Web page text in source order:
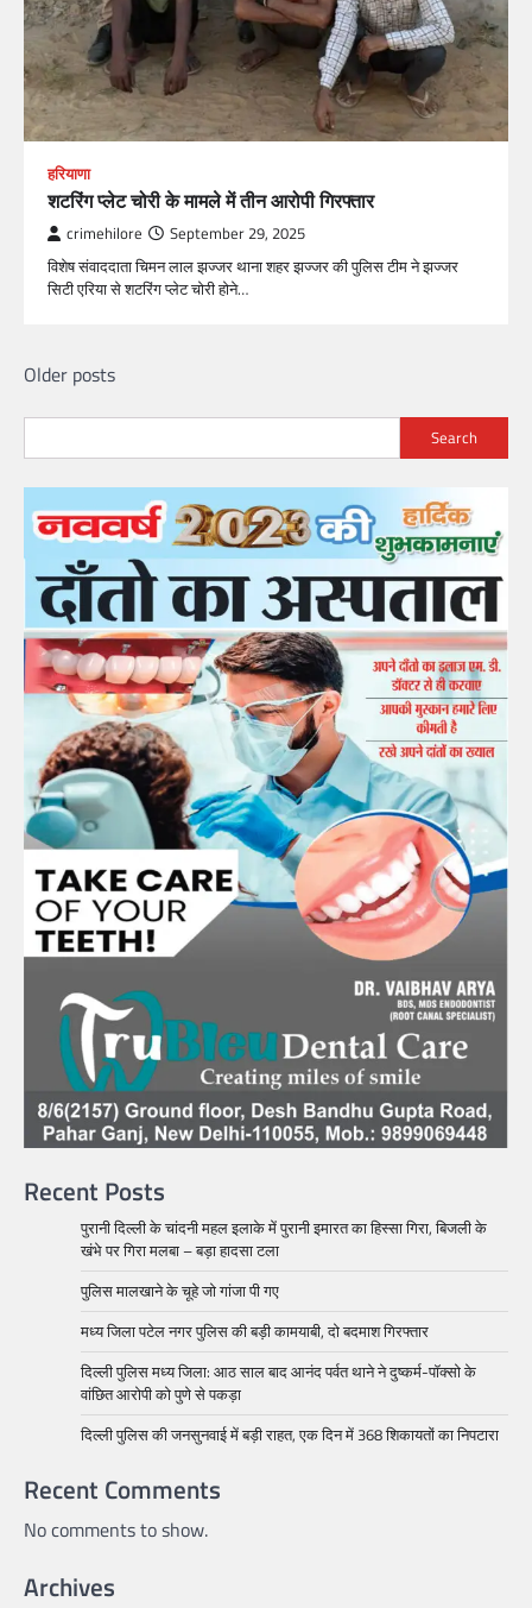
हरियाणा
शटरिंग प्लेट चोरी के मामले में तीन आरोपी गिरफ्तार
crimehilore September 29, 2025
विशेष संवाददाता चिमन लाल झज्जर थाना शहर झज्जर की पुलिस टीम ने झज्जर
सिटी एरिया से शटरिंग प्लेट चोरी होने…
Posts
navigation
Older posts
Search
Recent Posts
पुरानी दिल्ली के चांदनी महल इलाके में पुरानी इमारत का हिस्सा गिरा, बिजली के
खंभे पर गिरा मलबा – बड़ा हादसा टला
पुलिस मालखाने के चूहे जो गांजा पी गए
मध्य जिला पटेल नगर पुलिस की बड़ी कामयाबी, दो बदमाश गिरफ्तार
दिल्ली पुलिस मध्य जिला: आठ साल बाद आनंद पर्वत थाने ने दुष्कर्म-पॉक्सो के
वांछित आरोपी को पुणे से पकड़ा
दिल्ली पुलिस की जनसुनवाई में बड़ी राहत, एक दिन में 368 शिकायतों का निपटारा
Recent Comments
No comments to show.
Archives